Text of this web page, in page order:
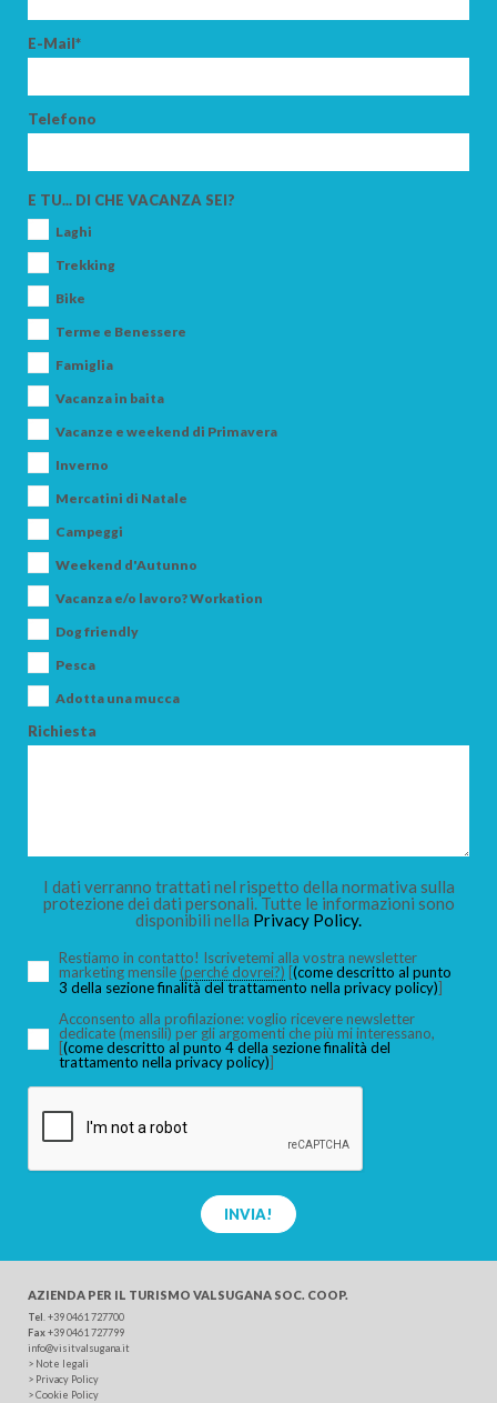
E-Mail*
Telefono
E TU... DI CHE VACANZA SEI?
Laghi
Trekking
Bike
Terme e Benessere
Famiglia
Vacanza in baita
Vacanze e weekend di Primavera
Inverno
Mercatini di Natale
Campeggi
Weekend d'Autunno
Vacanza e/o lavoro? Workation
Dog friendly
Pesca
Adotta una mucca
Richiesta
I dati verranno trattati nel rispetto della normativa sulla
protezione dei dati personali. Tutte le informazioni sono
disponibili nella Privacy Policy.
Restiamo in contatto! Iscrivetemi alla vostra newsletter
marketing mensile (perché dovrei?) [(come descritto al punto
3 della sezione finalità del trattamento nella privacy policy)]
Acconsento alla profilazione: voglio ricevere newsletter
dedicate (mensili) per gli argomenti che più mi interessano,
[(come descritto al punto 4 della sezione finalità del
trattamento nella privacy policy)]
INVIA!
AZIENDA PER IL TURISMO VALSUGANA SOC. COOP.
Tel .+39 0461 727700
Fax+39 0461 727799
info@visitvalsugana.it
> Note legali
> Privacy Policy
>Cookie Policy